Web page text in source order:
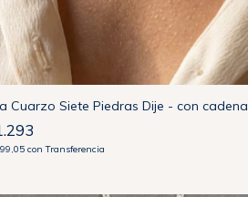
Cuarzo Siete Piedras Dije - con cadena
con Transferencia